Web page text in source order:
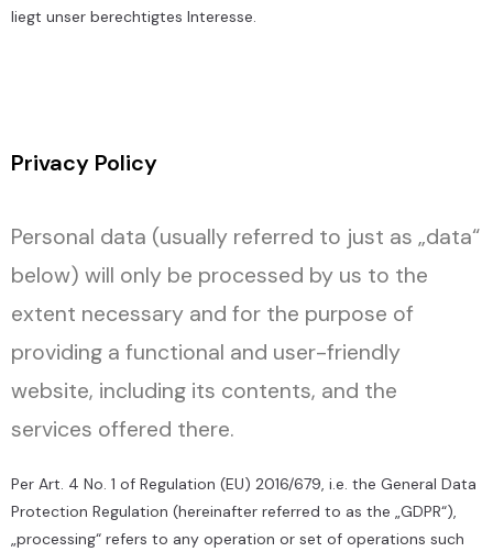
liegt unser berechtigtes Interesse.
Privacy Policy
Personal data (usually referred to just as „data“
below) will only be processed by us to the
extent necessary and for the purpose of
providing a functional and user-friendly
website, including its contents, and the
services offered there.
Per Art. 4 No. 1 of Regulation (EU) 2016/679, i.e. the General Data
Protection Regulation (hereinafter referred to as the „GDPR“),
„processing“ refers to any operation or set of operations such